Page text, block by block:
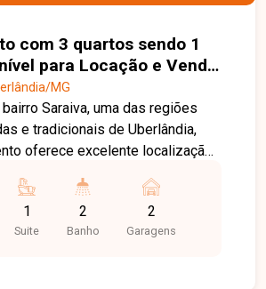
com 3 quartos sendo 1
para Locação e Venda
em Uberlândia-MG
MG
Saraiva, uma das regiões
e tradicionais de Uberlândia,
oferece excelente localização,
a supermercados,
universidades, restaurantes e
essenciais. Um endereço que
1
Suite
2
Banho
2
Garagens